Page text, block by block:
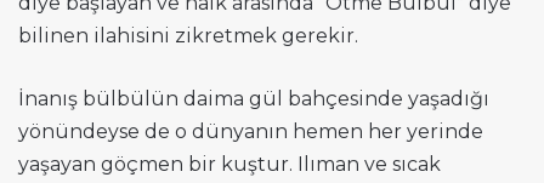
bilinen ilahisini zikretmek gerekir.
İnanış bülbülün daima gül bahçesinde yaşadığı
yönündeyse de o dünyanın hemen her yerinde
yaşayan göçmen bir kuştur. Ilıman ve sıcak